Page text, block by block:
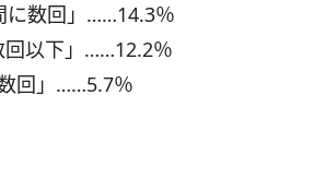
数回」……14.3％
以下」……12.2％
回」……5.7％